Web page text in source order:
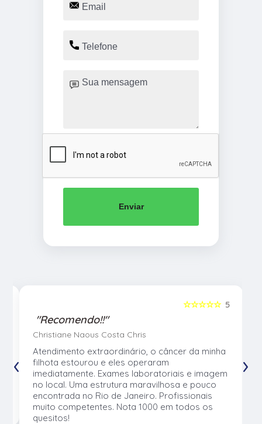
Enviar
5
☆☆☆☆☆
"Recomendo!!"
Christiane Naous Costa Chris
Atendimento extraordinário, o câncer da minha
filhota estourou e eles operaram
imediatamente. Exames laboratoriais e imagem
no local. Uma estrutura maravilhosa e pouco
encontrada no Rio de Janeiro. Profissionais
muito competentes. Nota 1000 em todos os
quesitos!
‹ ›